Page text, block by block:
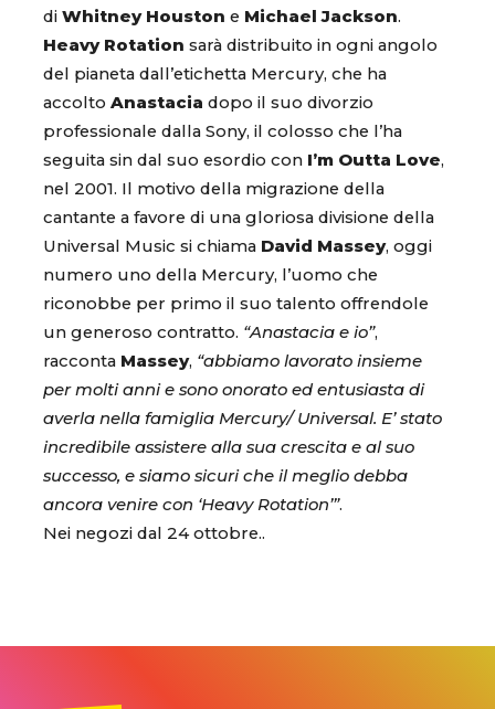
di Whitney Houston e Michael Jackson.
Heavy Rotation sarà distribuito in ogni angolo
del pianeta dall’etichetta Mercury, che ha
accolto Anastacia dopo il suo divorzio
professionale dalla Sony, il colosso che l’ha
seguita sin dal suo esordio con I’m Outta Love,
nel 2001. Il motivo della migrazione della
cantante a favore di una gloriosa divisione della
Universal Music si chiama David Massey, oggi
numero uno della Mercury, l’uomo che
riconobbe per primo il suo talento offrendole
un generoso contratto. “Anastacia e io”,
racconta Massey, “abbiamo lavorato insieme
per molti anni e sono onorato ed entusiasta di
averla nella famiglia Mercury/ Universal. E’ stato
incredibile assistere alla sua crescita e al suo
successo, e siamo sicuri che il meglio debba
ancora venire con ‘Heavy Rotation’”.
Nei negozi dal 24 ottobre..